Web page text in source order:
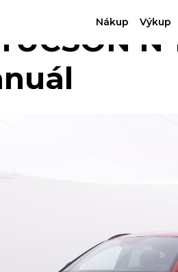
Nákup Výkup